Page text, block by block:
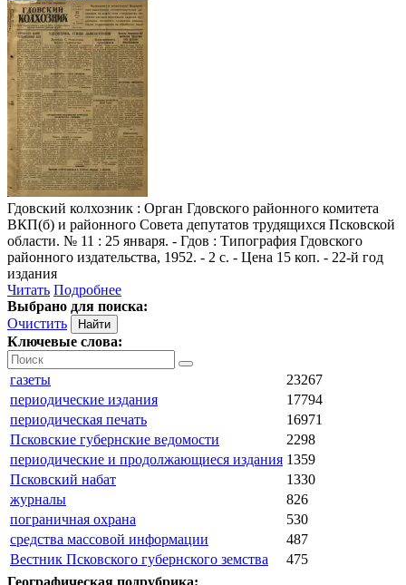
Гдовский колхозник : Орган Гдовского районного комитета
ВКП(б) и районного Совета депутатов трудящихся Псковской
области. № 11 : 25 января. - Гдов : Типография Гдовского
районного издательства, 1952. - 2 с. - Цена 15 коп. - 22-й год
издания
Читать Подробнее
Выбрано для поиска:
Очистить
Ключевые слова:
газеты
23267
периодические издания
17794
периодическая печать
16971
Псковские губернские ведомости
2298
периодические и продолжающиеся издания 1359
Псковский набат
1330
журналы
826
пограничная охрана
530
средства массовой информации
487
Вестник Псковского губернского земства
475
Географическая подрубрика: